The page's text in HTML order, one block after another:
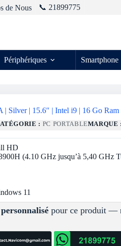
de Nous 📞 21899775
Périphériques Smartphone
Silver | 15.6″ | Intel i9 | 16 Go Ram
: PC PORTABLEMARQUE :
HD
(4.10 GHz jusqu’à 5,40 GHz
11
pour ce produit —